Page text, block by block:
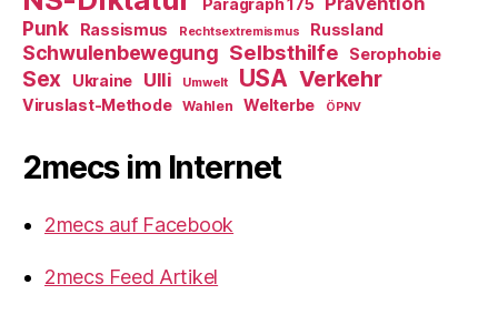
Punk
Rassismus Rechtsextremismus Russland
Schwulenbewegung Selbsthilfe Serophobie
Sex Ukraine Ulli Umwelt USA Verkehr
Viruslast-Methode Wahlen Welterbe ÖPNV
2mecs im Internet
2mecs auf Facebook
2mecs Feed Artikel